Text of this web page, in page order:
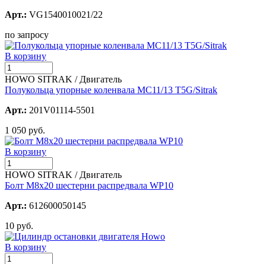
Арт.: VG1540010021/22
по запросу
В корзину
HOWO SITRAK / Двигатель
Полукольца упорные коленвала МС11/13 T5G/Sitrak
Арт.: 201V01114-5501
1 050 руб.
В корзину
HOWO SITRAK / Двигатель
Болт М8х20 шестерни распредвала WP10
Арт.: 612600050145
10 руб.
В корзину